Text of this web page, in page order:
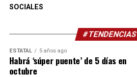
SOCIALES
#TENDENCIAS
ESTATAL 5 años ago
Habrá ‘súper puente’ de 5 días en
octubre